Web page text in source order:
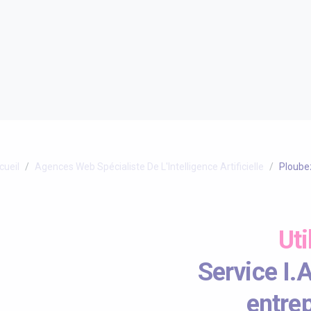
Agences Web Spécialiste De L'Intelligence Artificielle
Service